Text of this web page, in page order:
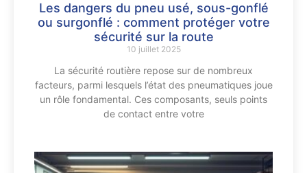
Les dangers du pneu usé, sous-gonflé
ou surgonflé : comment protéger votre
sécurité sur la route
10 juillet 2025
La sécurité routière repose sur de nombreux
facteurs, parmi lesquels l’état des pneumatiques joue
un rôle fondamental. Ces composants, seuls points
de contact entre votre